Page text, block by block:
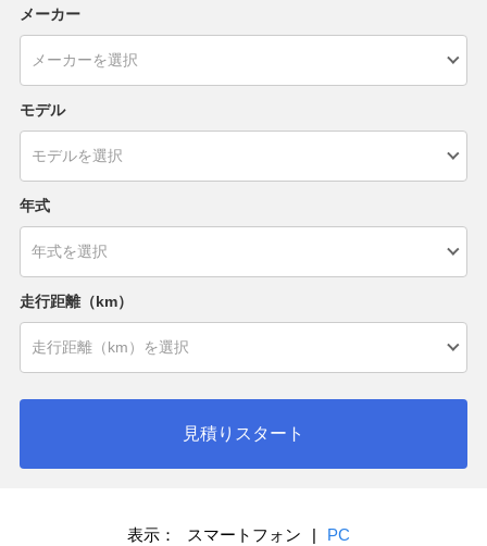
メーカー
モデル
年式
走行距離（km）
見積りスタート
表示： スマートフォン | PC